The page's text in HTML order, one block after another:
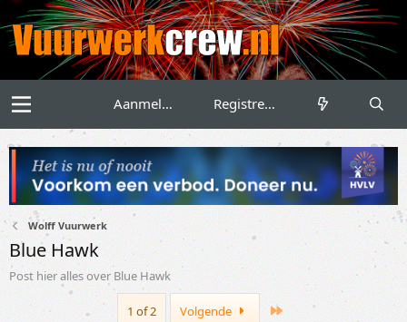
Aanmelden Registreren
Wolff Vuurwerk
Blue Hawk
Post hier alles over Blue Hawk
1 of 2 Volgende